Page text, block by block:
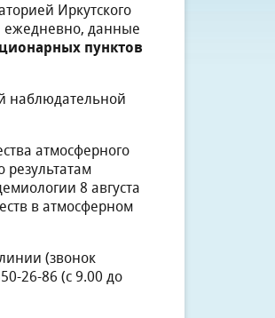
Иркутского
ежедневно, данные
пунктов
наблюдательной
атмосферного
8 августа
в атмосферном
(звонок
26-86 (с 9.00 до